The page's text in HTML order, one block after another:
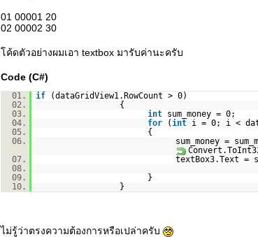
01 00001 20
02 00002 30
โค้ดตัวอย่างผมเอา textbox มารับค่านะครับ
Code (C#)
01. if
(dataGridView1.RowCount > 0)
02.
{
03.
int
sum_money = 0;
04.
for (int
i = 0; i <
05.
{
06.
sum_money =
07.
textBox3.Text =
08.
09.
}
10.
}
ไม่รู้ว่าตรงความต้องการหรือเปล่าครับ